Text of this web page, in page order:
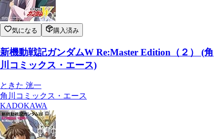
気になる 購入済み
新機動戦記ガンダムW Re:Master Edition（２） (角
川コミックス・エース)
ときた 洸一
角川コミックス・エース
KADOKAWA